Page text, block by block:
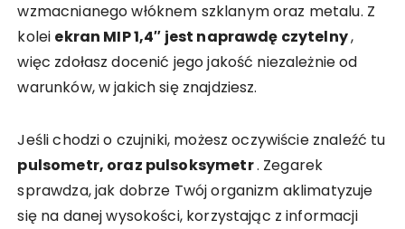
wzmacnianego włóknem szklanym oraz metalu. Z
kolei ekran MIP 1,4″ jest naprawdę czytelny,
więc zdołasz docenić jego jakość niezależnie od
warunków, w jakich się znajdziesz.
Jeśli chodzi o czujniki, możesz oczywiście znaleźć tu
pulsometr, oraz pulsoksymetr. Zegarek
sprawdza, jak dobrze Twój organizm aklimatyzuje
się na danej wysokości, korzystając z informacji